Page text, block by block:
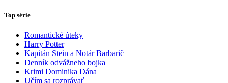
Top série
Romantické úteky
Harry Potter
Kapitán Stein a Notár Barbarič
Denník odvážneho bojka
Krimi Dominika Dána
Učím sa rozprávať